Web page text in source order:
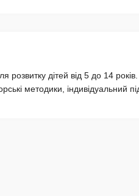
дітей від 5 до 14
методики, індивідуальний